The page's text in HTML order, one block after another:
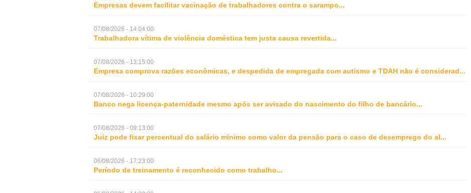
Empresas devem facilitar vacinação de trabalhadores contra o sarampo...
07/08/2026 - 14:04:00
Trabalhadora vítima de violência doméstica tem justa causa revertida...
07/08/2026 - 13:15:00
Empresa comprova razões econômicas, e despedida de empregada com autismo e TDAH não é considerad...
07/08/2026 - 10:29:00
Banco nega licença-paternidade mesmo após ser avisado do nascimento do filho de bancário...
07/08/2026 - 09:13:00
Juiz pode fixar percentual do salário mínimo como valor da pensão para o caso de desemprego do al...
06/08/2026 - 17:23:00
Período de treinamento é reconhecido como trabalho...